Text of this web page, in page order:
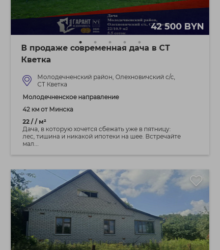
42 500 BYN
В продаже современная дача в СТ
Кветка
Молодечненский район, Олехновичский с/с,
СТ Кветка
Молодечненское направление
42 км от Минска
22 / / м²
Дача, в которую хочется сбежать уже в пятницу:
лес, тишина и никакой ипотеки на шее. Встречайте
мал...